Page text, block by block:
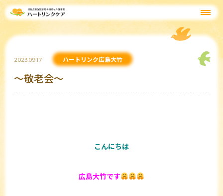
2023.09.17 ハートリンク広島大竹
～敬老会～
こんにちは
広島大竹です